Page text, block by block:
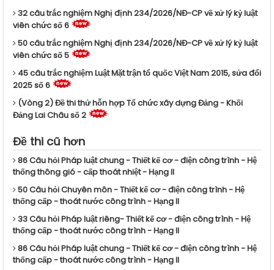
32 câu trắc nghiệm Nghị định 234/2026/NĐ-CP về xử lý kỷ luật
viên chức số 6
50 câu trắc nghiệm Nghị định 234/2026/NĐ-CP về xử lý kỷ luật
viên chức số 5
45 câu trắc nghiệm Luật Mặt trận tổ quốc Việt Nam 2015, sửa đổi
2025 số 6
(Vòng 2) Đề thi thử hỗn hợp Tổ chức xây dựng Đảng - Khối
Đảng Lai Châu số 2
Đề thi cũ hơn
86 Câu hỏi Pháp luật chung - Thiết kế cơ - điện công trình - Hệ
thống thông gió - cấp thoát nhiệt - Hạng II
50 Câu hỏi Chuyên môn - Thiết kế cơ - điện công trình - Hệ
thống cấp - thoát nước công trình - Hạng II
33 Câu hỏi Pháp luật riêng- Thiết kế cơ - điện công trình - Hệ
thống cấp - thoát nước công trình - Hạng II
86 Câu hỏi Pháp luật chung - Thiết kế cơ - điện công trình - Hệ
thống cấp - thoát nước công trình - Hạng II